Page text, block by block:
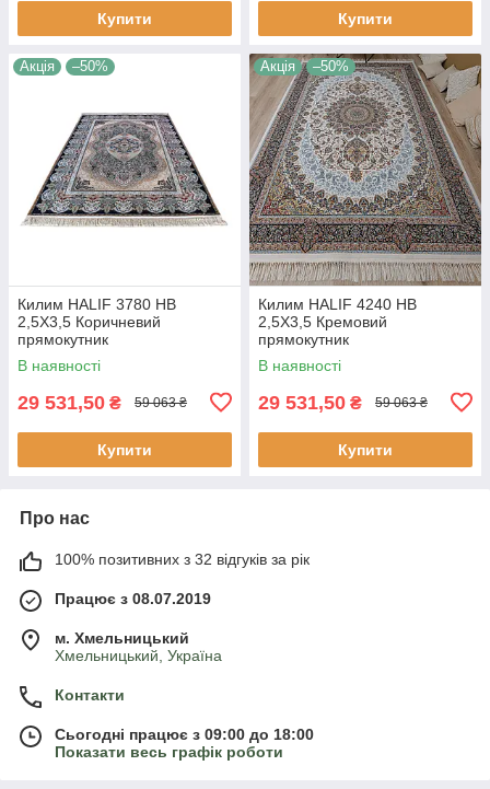
Купити Купити
Акція –50%
Килим HALIF 3780 HB
2,5Х3,5 Коричневий
прямокутник
В наявності
29 531,50 ₴ 59 063 ₴
Купити
Акція –50%
Килим HALIF 4240 HB
2,5Х3,5 Кремовий
прямокутник
В наявності
29 531,50 ₴ 59 063 ₴
Купити
Про нас
100% позитивних з 32 відгуків за рік
Працює з 08.07.2019
м. Хмельницький
Хмельницький, Україна
Контакти
Сьогодні працює з 09:00 до 18:00
Показати весь графік роботи